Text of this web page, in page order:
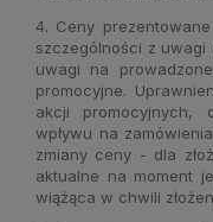
4. Ceny
szczególności z uwagi
uwagi na
promocyjne.
akcji
wpływu na
zmiany ceny - dla
aktualne na moment
wiążąca w chwili